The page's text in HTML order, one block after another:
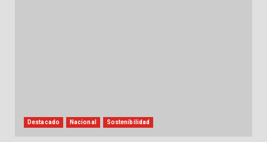
Destacado Nacional Sostenibilidad